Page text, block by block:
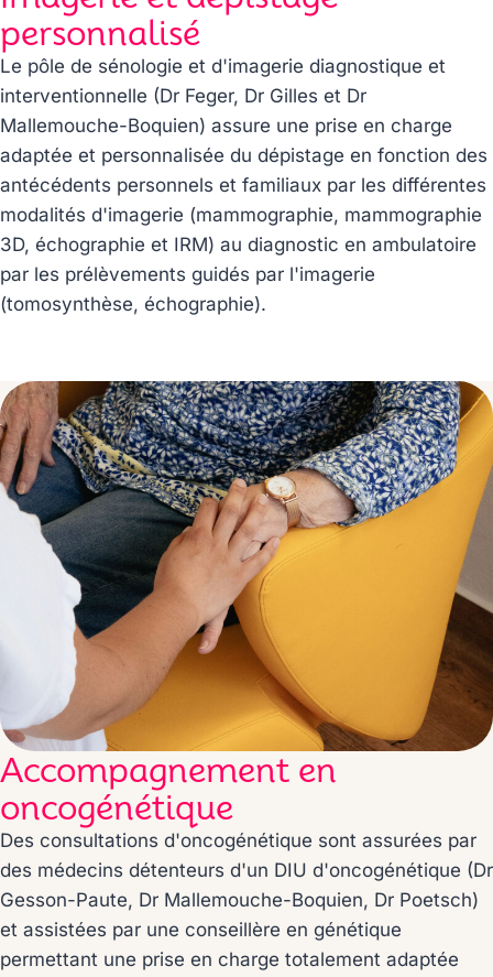
personnalisé
Le pôle de sénologie et d'imagerie diagnostique et
interventionnelle (Dr Feger, Dr Gilles et Dr
Mallemouche-Boquien) assure une prise en charge
adaptée et personnalisée du dépistage en fonction des
antécédents personnels et familiaux par les différentes
modalités d'imagerie (mammographie, mammographie
3D, échographie et IRM) au diagnostic en ambulatoire
par les prélèvements guidés par l'imagerie
(tomosynthèse, échographie).
Accompagnement en
oncogénétique
Des consultations d'oncogénétique sont assurées par
des médecins détenteurs d'un DIU d'oncogénétique (Dr
Gesson-Paute, Dr Mallemouche-Boquien, Dr Poetsch)
et assistées par une conseillère en génétique
permettant une prise en charge totalement adaptée